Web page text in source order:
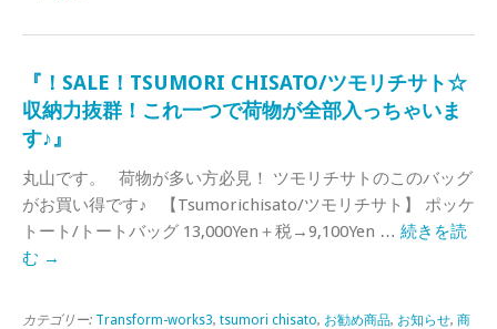
『！SALE！TSUMORI CHISATO/ツモリチサト☆
収納力抜群！これ一つで荷物が全部入っちゃいま
す♪』
丸山です。 荷物が多い方必見！ ツモリチサトのこのバッグ
がお買い得です♪ 【Tsumorichisato/ツモリチサト】 ポッケ
トート/トートバッグ 13,000Yen＋税→9,100Yen … 続きを読
む →
カテゴリー: Transform-works3, tsumori chisato, お勧め商品, お知らせ, 商